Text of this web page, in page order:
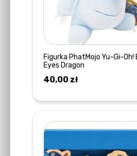
Figurka PhatMojo Yu-Gi-Oh!
Eyes Dragon
40,00 zł